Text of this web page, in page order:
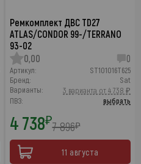
Ремкомплект ДВС TD27
ATLAS/CONDOR 99-/TERRANO
93-02
0,00
0
Артикул:
ST101016T625
Бренд:
Sat
Варианты:
3 варианта от 4 738 ₽
ПВЗ:
выбрать
4 738₽7 896₽
11 августа